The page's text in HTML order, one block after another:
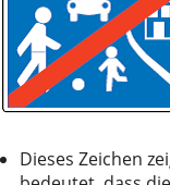
Dieses Zeichen